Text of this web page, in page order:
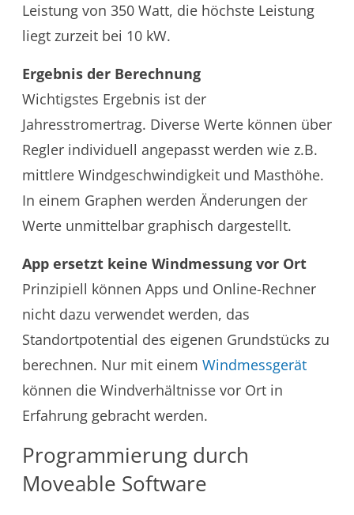
Leistung von 350 Watt, die höchste Leistung
liegt zurzeit bei 10 kW.
Ergebnis der Berechnung
Wichtigstes Ergebnis ist der
Jahresstromertrag. Diverse Werte können über
Regler individuell angepasst werden wie z.B.
mittlere Windgeschwindigkeit und Masthöhe.
In einem Graphen werden Änderungen der
Werte unmittelbar graphisch dargestellt.
App ersetzt keine Windmessung vor Ort
Prinzipiell können Apps und Online-Rechner
nicht dazu verwendet werden, das
Standortpotential des eigenen Grundstücks zu
berechnen. Nur mit einem Windmessgerät
können die Windverhältnisse vor Ort in
Erfahrung gebracht werden.
Programmierung durch
Moveable Software